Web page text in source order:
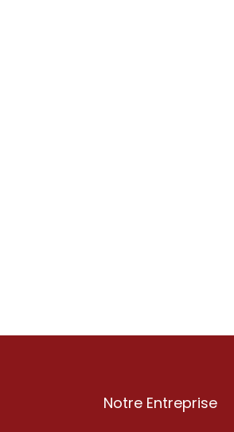
Notre Entreprise